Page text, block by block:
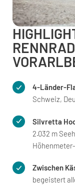
4-Länder-
Schweiz,
Silvretta
2.032 m
Zwischen
begeistert